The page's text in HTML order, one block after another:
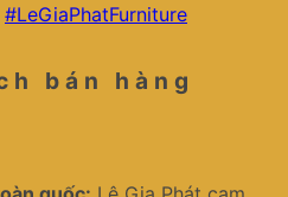
#LeGiaPhatFurniture
bán hàng